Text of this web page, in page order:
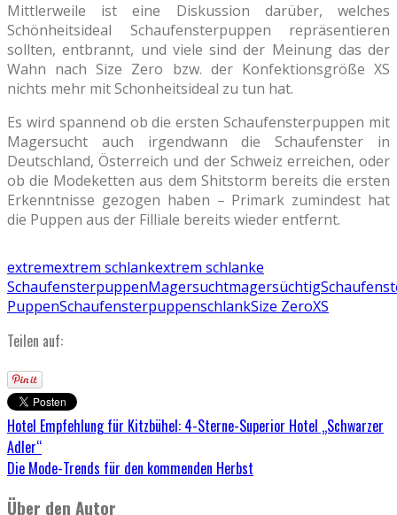
Mittlerweile ist eine Diskussion darüber, welches
Schönheitsideal Schaufensterpuppen repräsentieren
sollten, entbrannt, und viele sind der Meinung das der
Wahn nach Size Zero bzw. der Konfektionsgröße XS
nichts mehr mit Schonheitsideal zu tun hat.
Es wird spannend ob die ersten Schaufensterpuppen mit
Magersucht auch irgendwann die Schaufenster in
Deutschland, Österreich und der Schweiz erreichen, oder
ob die Modeketten aus dem Shitstorm bereits die ersten
Erkenntnisse gezogen haben – Primark zumindest hat
die Puppen aus der Filliale bereits wieder entfernt.
extremextrem schlankextrem schlanke
SchaufensterpuppenMagersuchtmagersüchtig
PuppenSchaufensterpuppenschlankSize ZeroXS
Teilen auf:
Hotel Empfehlung für Kitzbühel: 4-Sterne-Superior Hotel „Schwarzer
Adler“
Die Mode-Trends für den kommenden Herbst
Über den Autor